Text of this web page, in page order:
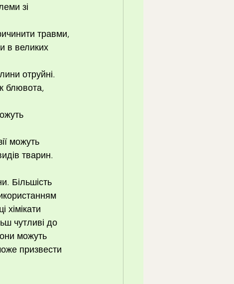
зі
травми,
в великих
отруйні.
блювота,
можуть
тварин.
Більшість
хімікати
чутливі до
можуть
призвести